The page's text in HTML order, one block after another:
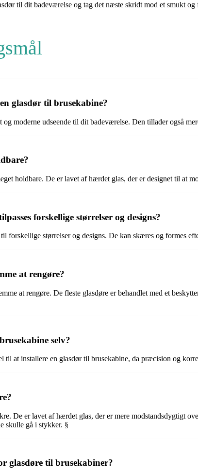
til dit badeværelse og tag det næste skridt mod et smukt
glasdør til brusekabine?
moderne udseende til dit badeværelse. Den tillader også
holdbare. De er lavet af hærdet glas, der er designet til at
forskellige størrelser og designs?
forskellige størrelser og designs. De kan skæres og formes
at rengøre?
at rengøre. De fleste glasdøre er behandlet med et
selv?
til at installere en glasdør til brusekabine, da præcision og
De er lavet af hærdet glas, der er mere modstandsdygtigt
skulle gå i stykker. §
glasdøre til brusekabiner?